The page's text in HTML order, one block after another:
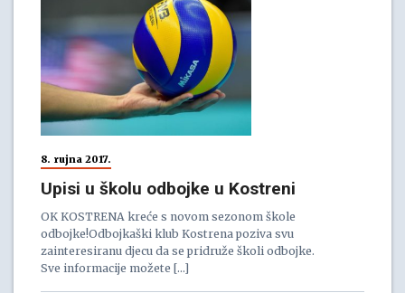
8. rujna 2017.
Upisi u školu odbojke u Kostreni
OK KOSTRENA kreće s novom sezonom škole
odbojke!Odbojkaški klub Kostrena poziva svu
zainteresiranu djecu da se pridruže školi odbojke.
Sve informacije možete […]